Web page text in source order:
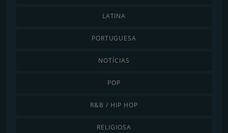
LATINA
PORTUGUESA
NOTÍCIAS
POP
R&B / HIP HOP
RELIGIOSA